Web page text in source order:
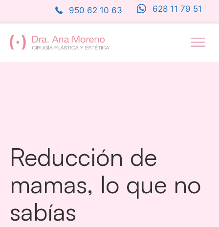
950 62 10 63 628 11 79 51
Reducción de
mamas, lo que no
sabías